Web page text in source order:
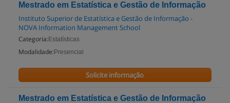
Mestrado em Estatística e Gestão de Informação
Instituto Superior de Estatística e Gestão de Informação -
NOVA Information Management School
Categoria: Estatísticas
Modalidade: Presencial
Solicite informação
Mestrado em Estatística e Gestão de Informação